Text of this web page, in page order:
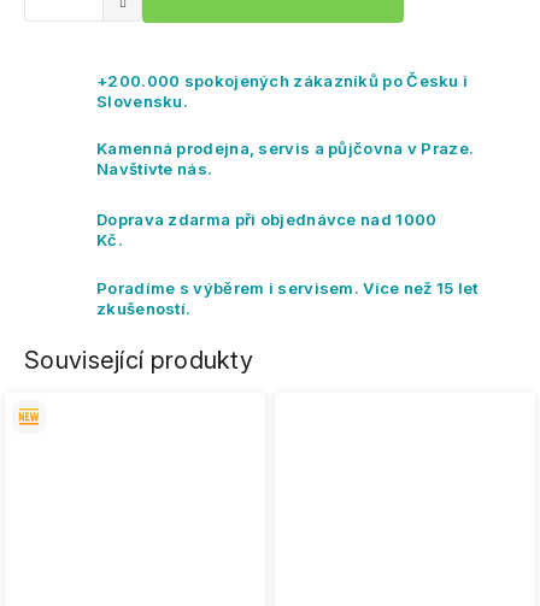
+200.000 spokojených zákazníků po Česku i
Slovensku.
Kamenná prodejna, servis a půjčovna v Praze.
Navštivte nás.
Doprava zdarma při objednávce nad 1000
Kč.
Poradíme s výběrem i servisem. Více než 15 let
zkušeností.
Související produkty